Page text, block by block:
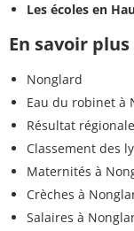
Les écoles en
En savoir
Nonglard
Eau du robinet à
Résultat
Classement des
Maternités à
Crèches à
Salaires à